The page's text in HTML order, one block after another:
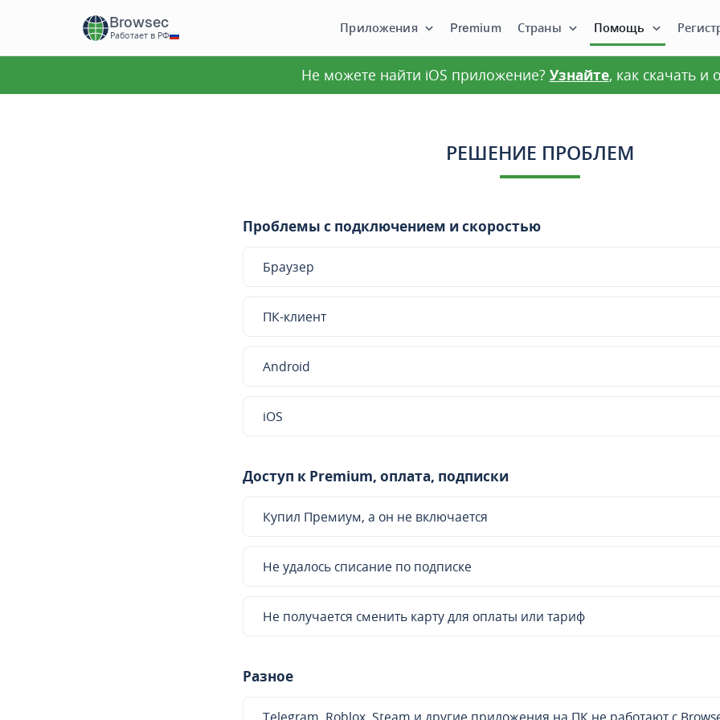
Browsec
Работает в РФ
Приложения Premium Страны Помощь
Не можете найти iOS приложение? Узнайте, как скачать и
РЕШЕНИЕ ПРОБЛЕМ
Проблемы с подключением и скоростью
Браузер
ПК-клиент
Android
iOS
Доступ к Premium, оплата, подписки
Купил Премиум, а он не включается
Не удалось списание по подписке
Не получается сменить карту для оплаты или тариф
Разное